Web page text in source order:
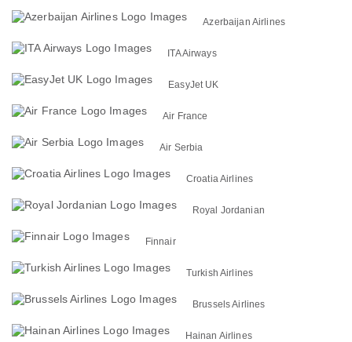
Azerbaijan Airlines
ITA Airways
EasyJet UK
Air France
Air Serbia
Croatia Airlines
Royal Jordanian
Finnair
Turkish Airlines
Brussels Airlines
Hainan Airlines